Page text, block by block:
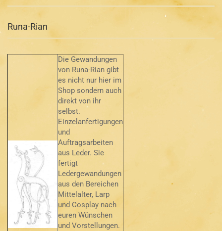
Runa-Rian
Die Gewandungen
von Runa-Rian gibt
es nicht nur hier im
Shop sondern auch
direkt von ihr
selbst.
Einzelanfertigungen
und
Auftragsarbeiten
aus Leder. Sie
fertigt
Ledergewandungen
aus den Bereichen
Mittelalter, Larp
und Cosplay nach
euren Wünschen
und Vorstellungen.